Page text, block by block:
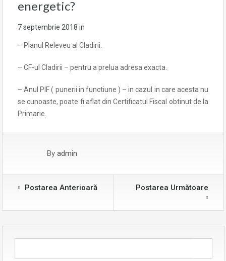
energetic?
7 septembrie 2018 in
– Planul Releveu al Cladirii.
– CF-ul Cladirii – pentru a prelua adresa exacta.
– Anul PIF ( punerii in functiune ) – in cazul in care acesta nu
se cunoaste, poate fi aflat din Certificatul Fiscal obtinut de la
Primarie.
By admin
Postarea Anterioară Postarea Următoare